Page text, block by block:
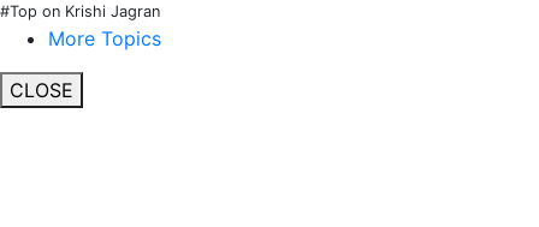
#Top on Krishi Jagran
More Topics
CLOSE